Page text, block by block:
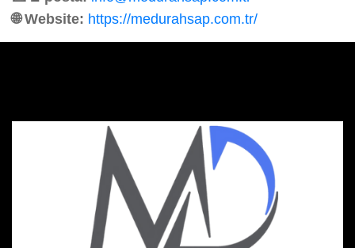
🌐 Website: https://medurahsap.com.tr/